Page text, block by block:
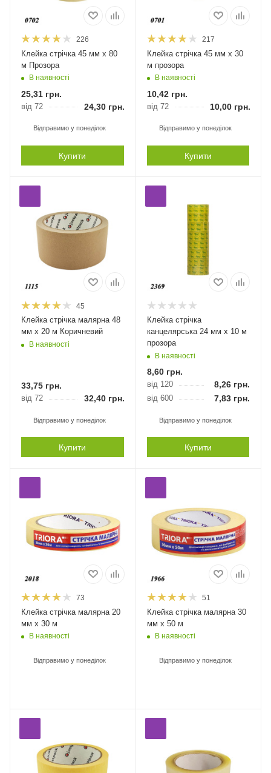
226
Клейка стрічка 45 мм х 80
м Прозора
В наявності
25,31 грн.
від 72 24,30 грн.
Відправимо у понеділок
Купити
217
Клейка стрічка 45 мм х 30
м прозора
В наявності
10,42грн.
від 72 10,00грн.
Відправимо у понеділок
Купити
45
Клейка стрічка малярна 48
мм х 20 м Коричневий
В наявності
33,75 грн.
від 72 32,40 грн.
Відправимо у понеділок
Купити
Клейка стрічка
канцелярська 24 мм х 10 м
прозора
В наявності
8,60грн.
від 120 8,26 грн.
від 600 7,83 грн.
Відправимо у понеділок
Купити
73
Клейка стрічка малярна 20
мм х 30 м
В наявності
Відправимо у понеділок
51
Клейка стрічка малярна 30
мм х 50 м
В наявності
Відправимо у понеділок